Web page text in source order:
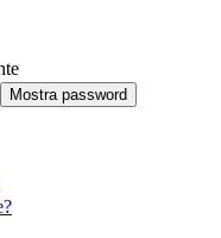
Mostra password